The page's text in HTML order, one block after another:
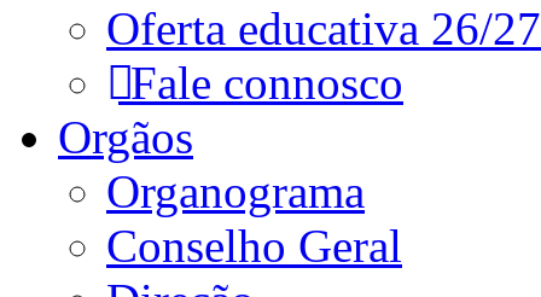
Oferta educativa 26/27
Fale connosco
Orgãos
Organograma
Conselho Geral